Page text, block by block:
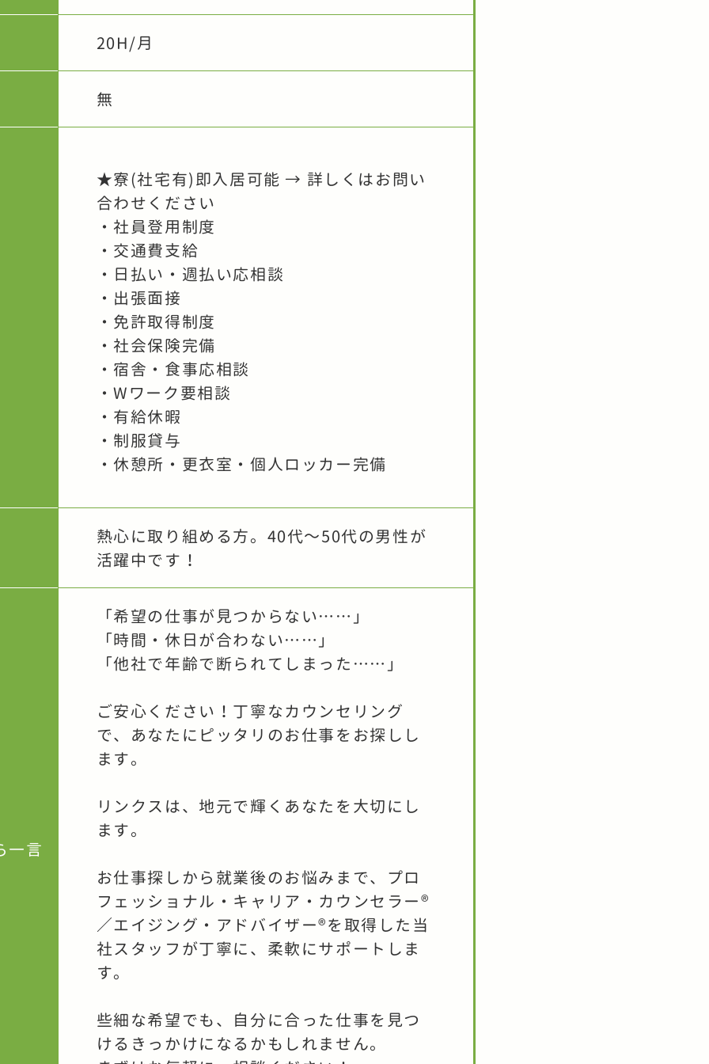
20H/月
無
★寮(社宅有)即入居可能 → 詳しくはお問い
合わせください
・社員登用制度
・交通費支給
・日払い・週払い応相談
・出張面接
・免許取得制度
・社会保険完備
・宿舎・食事応相談
・Wワーク要相談
・有給休暇
・制服貸与
・休憩所・更衣室・個人ロッカー完備
熱心に取り組める方。40代～50代の男性が
活躍中です！
一言
「希望の仕事が見つからない……」
「時間・休日が合わない……」
「他社で年齢で断られてしまった……」
ご安心ください！丁寧なカウンセリング
で、あなたにピッタリのお仕事をお探しし
ます。
リンクスは、地元で輝くあなたを大切にし
ます。
お仕事探しから就業後のお悩みまで、プロ
フェッショナル・キャリア・カウンセラー®
／エイジング・アドバイザー®を取得した当
社スタッフが丁寧に、柔軟にサポートしま
す。
些細な希望でも、自分に合った仕事を見つ
けるきっかけになるかもしれません。